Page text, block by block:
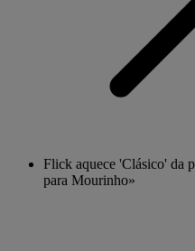
Flick aquece 'Clásico' da
para Mourinho»